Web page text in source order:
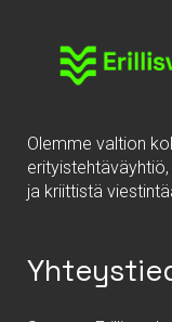
Olemme valtion
ja kriittistä